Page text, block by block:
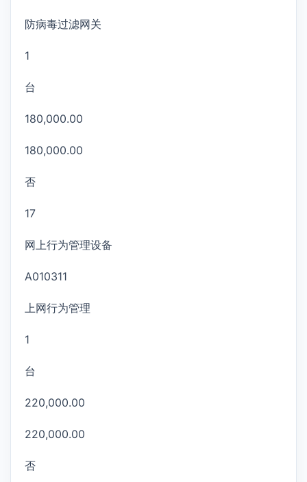
防病毒过滤网关
1
台
180,000.00
180,000.00
否
17
网上行为管理设备
A010311
上网行为管理
1
台
220,000.00
220,000.00
否